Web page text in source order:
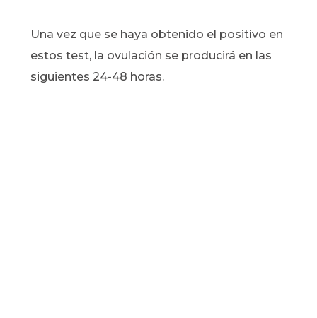
Una vez que se haya obtenido el positivo en
estos test, la ovulación se producirá en las
siguientes 24-48 horas.